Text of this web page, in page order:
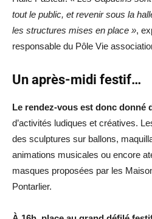
tout le public, et revenir sous la
les structures mises en place »,
responsable du Pôle Vie
Un après-midi festif…
Le rendez-vous est donc donné
d’activités ludiques et créatives.
des sculptures sur ballons,
animations musicales ou encore
masques proposées par les
Pontarlier.